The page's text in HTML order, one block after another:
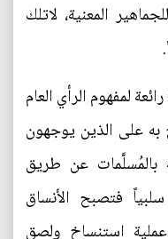
المعنية، لاتلك
لمفهوم الرأي العام
على الذين يوجهون
بالمُسلَّمات عن طريق
فتصبح الأنساق
عملية استنساخ ولصق